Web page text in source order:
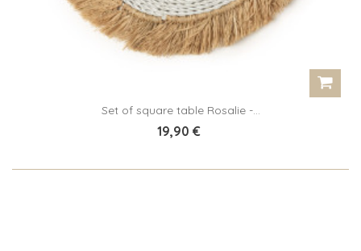
Set of square table Rosalie -...
19,90 €